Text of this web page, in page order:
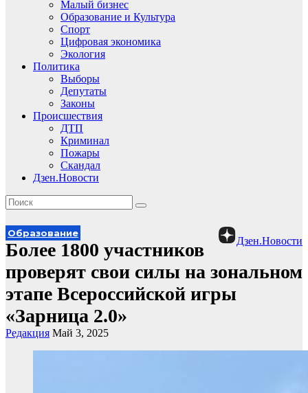
Малый бизнес
Образование и Культура
Спорт
Цифровая экономика
Экология
Политика
Выборы
Депутаты
Законы
Происшествия
ДТП
Криминал
Пожары
Скандал
Дзен.Новости
Дзен.Новости
Образование
Более 1800 участников
проверят свои силы на зональном
этапе Всероссийской игры
«Зарница 2.0»
Редакция Май 3, 2025